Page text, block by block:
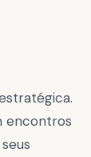
encontros